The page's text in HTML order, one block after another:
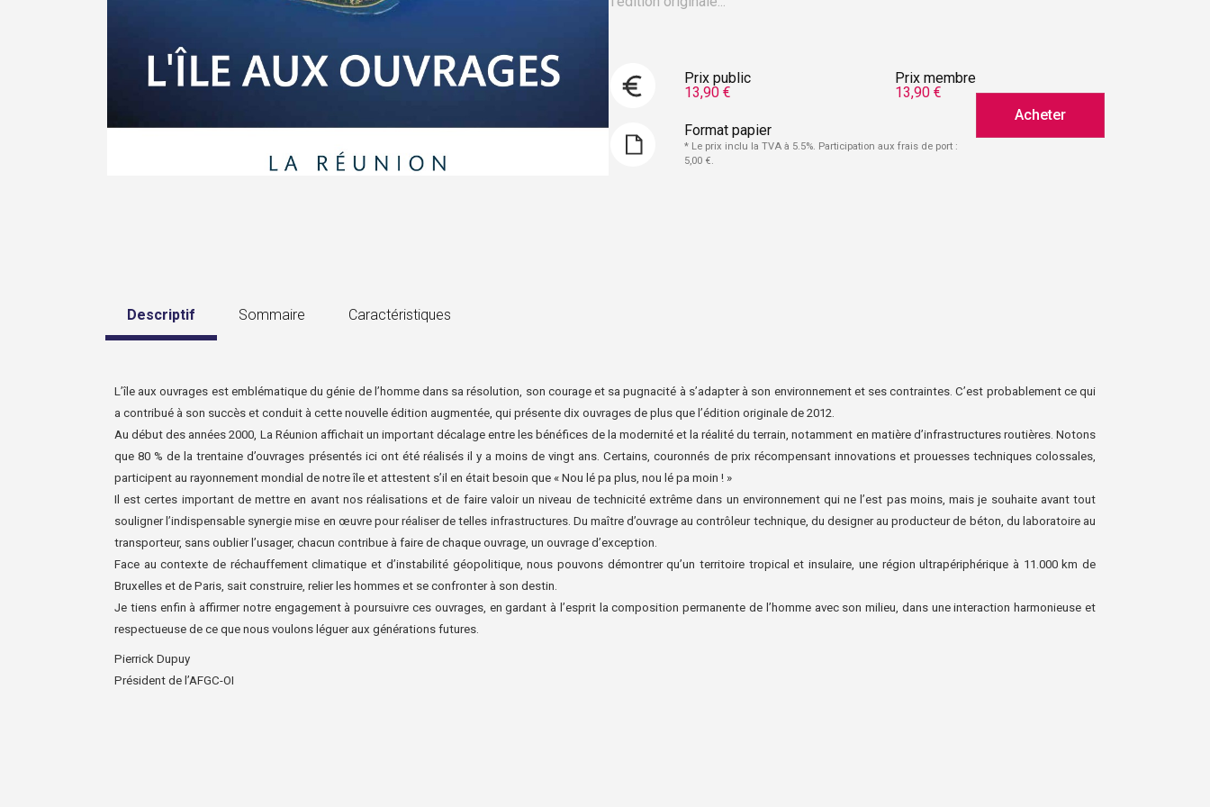
Prix public
13,90 €
Prix membre
13,90 €
Format papier
* Le prix inclu la TVA à 5.5%. Participation aux frais de port :
5,00 €.
Acheter
Descriptif Sommaire Caractéristiques
L’île aux ouvrages est emblématique du génie de l’homme dans sa résolution, son courage et sapugnacité à s’adapter à son environnement et ses contraintes. C’est probablement ce qui
a contribué à son succès et conduit à cette nouvelle édition augmentée, qui présente dix ouvrages de plus que l’édition originale de 2012.
Au début des années 2000, La Réunion affichait un important décalage entre les bénéfices de la modernité et la réalité du terrain, notamment en matière d’infrastructures routières. Notons
que80 % de la trentaine d’ouvrages présentés ici ont été réalisés il y a moins de vingt ans. Certains,couronnés de prix récompensant innovations et prouesses techniques colossales,
participent au rayonnement mondial de notre île et attestent s’il en était besoin que « Nou lé pa plus, nou lé pa moin ! »
Il est certes important de mettre en avant nos réalisations et de faire valoir un niveau de technicitéextrême dans un environnement qui ne l’est pas moins, mais je souhaite avant tout
souligner l’indispensable synergie mise en œuvre pour réaliser de telles infrastructures. Du maître d’ouvrage aucontrôleur technique, du designer au producteur de béton, du laboratoire au
transporteur, sans oublier l’usager, chacun contribue à faire de chaque ouvrage, un ouvrage d’exception.
Face au contexte de réchauffement climatique et d’instabilité géopolitique, nous pouvons démontrerqu’un territoire tropical et insulaire, une région ultrapériphérique à 11.000 km de
Bruxelles et de Paris, sait construire, relier les hommes et se confronter à son destin.
Je tiens enfin à affirmer notre engagement à poursuivre ces ouvrages, en gardant à l’esprit lacomposition permanente de l’homme avec son milieu, dans une interaction harmonieuse et
respectueuse de ce que nous voulons léguer aux générations futures.
Pierrick Dupuy
Président de l’AFGC-OI